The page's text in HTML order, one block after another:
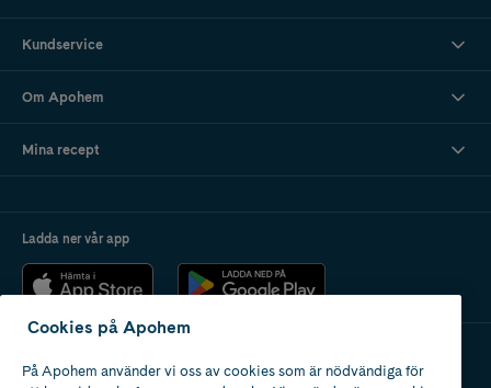
Kundservice
Om Apohem
Mina recept
Ladda ner vår app
Apotek med tillstånd
Cookies på Apohem
På Apohem använder vi oss av cookies som är nödvändiga för